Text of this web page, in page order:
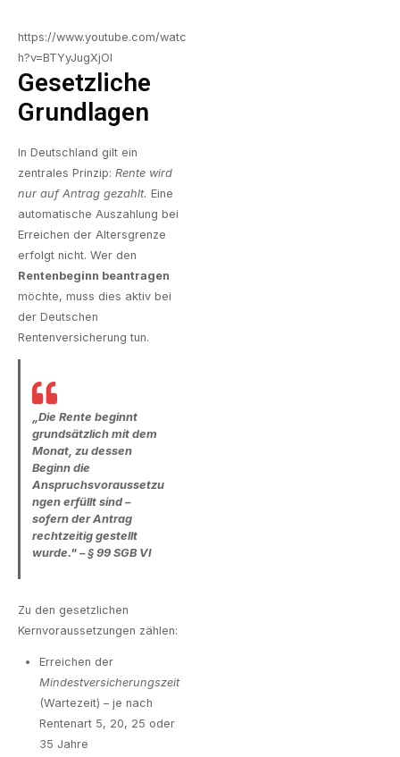
https://www.youtube.com/watc
h?v=BTYyJugXjOI
Gesetzliche
Grundlagen
In Deutschland gilt ein
zentrales Prinzip: Rente wird
nur auf Antrag gezahlt. Eine
automatische Auszahlung bei
Erreichen der Altersgrenze
erfolgt nicht. Wer den
Rentenbeginn beantragen
möchte, muss dies aktiv bei
der Deutschen
Rentenversicherung tun.
„Die Rente beginnt
grundsätzlich mit dem
Monat, zu dessen
Beginn die
Anspruchsvoraussetzu
ngen erfüllt sind –
sofern der Antrag
rechtzeitig gestellt
wurde." – § 99 SGB VI
Zu den gesetzlichen
Kernvoraussetzungen zählen:
Erreichen der
Mindestversicherungszeit
(Wartezeit) – je nach
Rentenart 5, 20, 25 oder
35 Jahre